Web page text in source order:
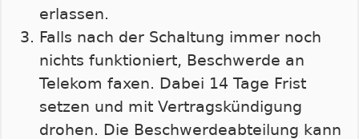
erlassen.
Falls nach der Schaltung immer noch
nichts funktioniert, Beschwerde an
Telekom faxen. Dabei 14 Tage Frist
setzen und mit Vertragskündigung
drohen. Die Beschwerdeabteilung kann